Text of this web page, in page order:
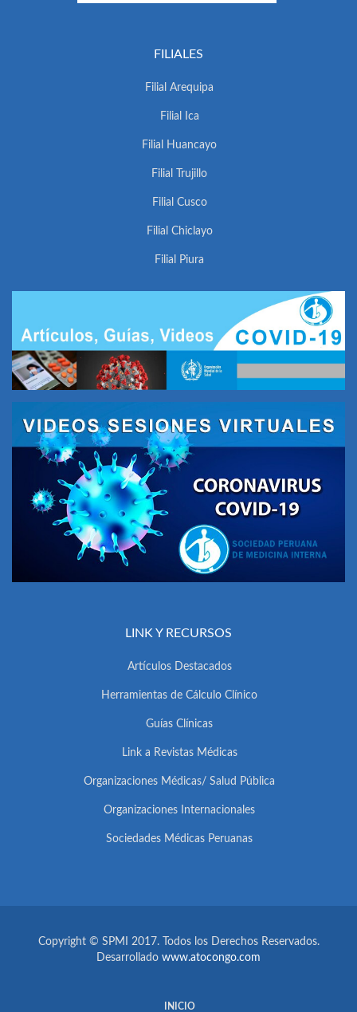
FILIALES
Filial Arequipa
Filial Ica
Filial Huancayo
Filial Trujillo
Filial Cusco
Filial Chiclayo
Filial Piura
LINK Y RECURSOS
Artículos Destacados
Herramientas de Cálculo Clínico
Guías Clínicas
Link a Revistas Médicas
Organizaciones Médicas/ Salud Pública
Organizaciones Internacionales
Sociedades Médicas Peruanas
Copyright © SPMI 2017. Todos los Derechos Reservados.
Desarrollado www.atocongo.com
INICIO